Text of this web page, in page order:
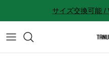
サイズ交換可能 /
All accessories
サイズ感に関して